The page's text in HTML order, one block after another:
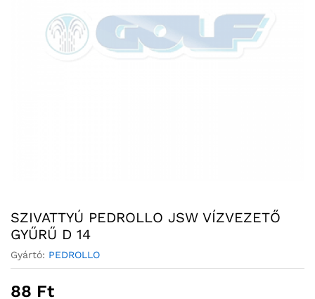
SZIVATTYÚ PEDROLLO JSW VÍZVEZETŐ
GYŰRŰ D 14
Gyártó: PEDROLLO
88 Ft